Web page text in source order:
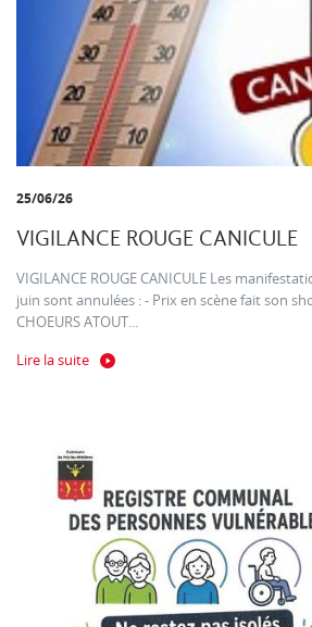
25/06/26
VIGILANCE ROUGE CANICULE
VIGILANCE ROUGE CANICULE Les
juin sont annulées : - Prix en scène fait son
CHOEURS ATOUT...
Lire la suite